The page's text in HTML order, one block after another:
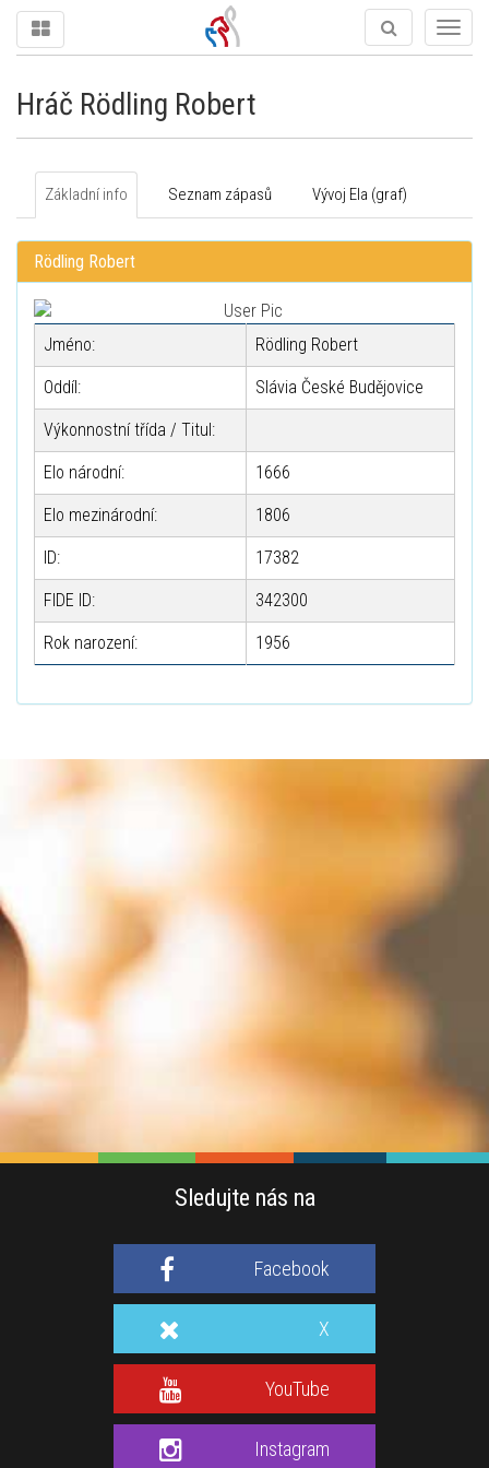
Hráč Rödling Robert
Základní info Seznam zápasů Vývoj Ela (graf)
Rödling Robert
Jméno: Rödling Robert
Oddíl: Slávia České Budějovice
Výkonnostní třída / Titul:
Elo národní: 1666
Elo mezinárodní: 1806
ID: 17382
FIDE ID: 342300
Rok narození: 1956
Sledujte nás na
Facebook
X
YouTube
Instagram